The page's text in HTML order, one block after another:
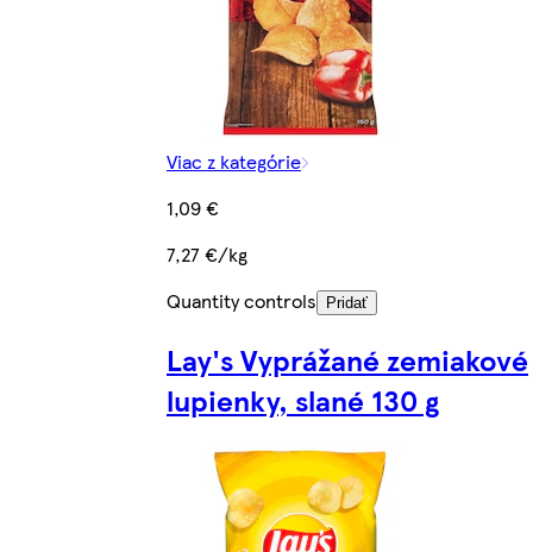
Viac z kategórie
1,09 €
7,27 €/kg
Quantity controls
Pridať
Lay's Vyprážané zemiakové
lupienky, slané 130 g